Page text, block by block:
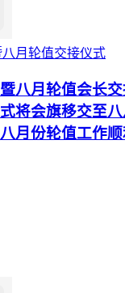
月轮值交接仪式
八月轮值会长
将会旗移交至
月份轮值工作